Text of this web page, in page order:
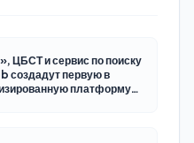
ЦБСТ и сервис по поиску
создадут первую в
платформу